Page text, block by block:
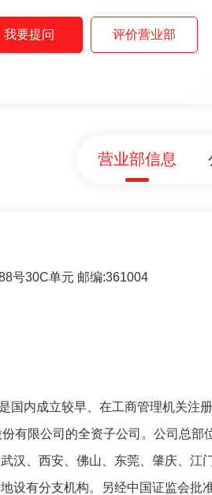
营业部信息
号30C单元 邮编:361004
国内成立较早、在工商管理机关注
有限公司的全资子公司。公司总部
汉、西安、佛山、东莞、肇庆、江
设有分支机构。另经中国证监会批